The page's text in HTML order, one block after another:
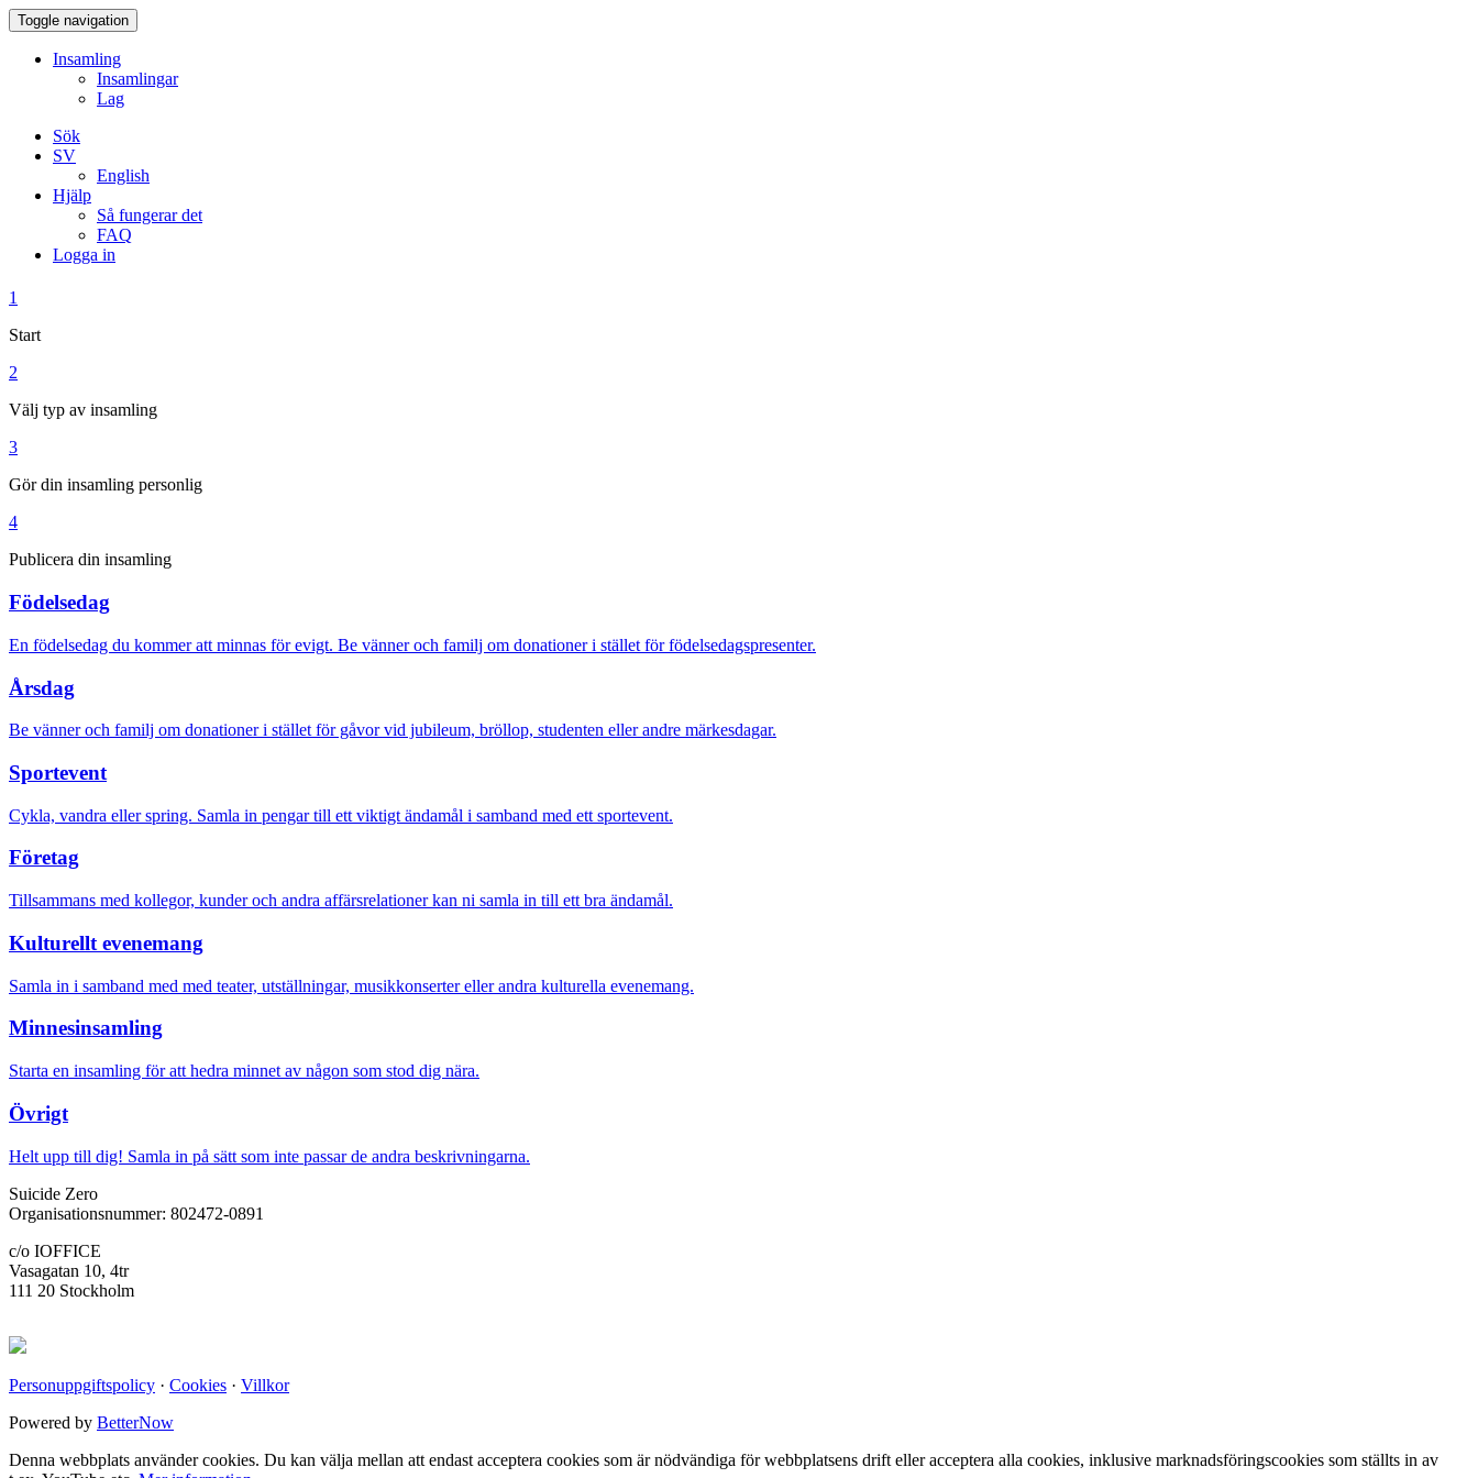
Toggle navigation
Insamling
Insamlingar
Lag
Sök
SV
English
Hjälp
Så fungerar det
FAQ
Logga in
1
Start
2
Välj typ av insamling
3
Gör din insamling personlig
4
Publicera din insamling
Födelsedag
En födelsedag du kommer att minnas för evigt. Be vänner och familj om donationer i stället för födelsedagspresenter.
Årsdag
Be vänner och familj om donationer i stället för gåvor vid jubileum, bröllop, studenten eller andre märkesdagar.
Sportevent
Cykla, vandra eller spring. Samla in pengar till ett viktigt ändamål i samband med ett sportevent.
Företag
Tillsammans med kollegor, kunder och andra affärsrelationer kan ni samla in till ett bra ändamål.
Kulturellt evenemang
Samla in i samband med med teater, utställningar, musikkonserter eller andra kulturella evenemang.
Minnesinsamling
Starta en insamling för att hedra minnet av någon som stod dig nära.
Övrigt
Helt upp till dig! Samla in på sätt som inte passar de andra beskrivningarna.
Suicide Zero
Organisationsnummer: 802472-0891
c/o IOFFICE
Vasagatan 10, 4tr
111 20 Stockholm
Personuppgiftspolicy · Cookies · Villkor
Powered by BetterNow
Denna webbplats använder cookies. Du kan välja mellan att endast acceptera cookies som är nödvändiga för webbplatsens drift eller acceptera alla cookies, inklusive marknadsföringscookies som ställts in av